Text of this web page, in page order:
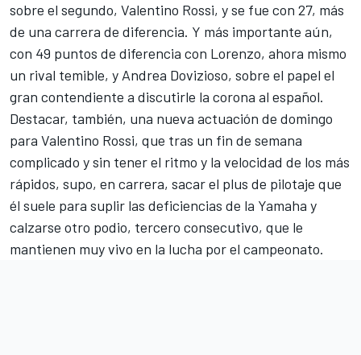
sobre el segundo, Valentino Rossi, y se fue con 27, más
de una carrera de diferencia. Y más importante aún,
con 49 puntos de diferencia con Lorenzo, ahora mismo
un rival temible, y Andrea Dovizioso, sobre el papel el
gran contendiente a discutirle la corona al español.
Destacar, también, una nueva actuación de domingo
para Valentino Rossi, que tras un fin de semana
complicado y sin tener el ritmo y la velocidad de los más
rápidos, supo, en carrera, sacar el plus de pilotaje que
él suele para suplir las deficiencias de la Yamaha y
calzarse otro podio, tercero consecutivo, que le
mantienen muy vivo en la lucha por el campeonato.